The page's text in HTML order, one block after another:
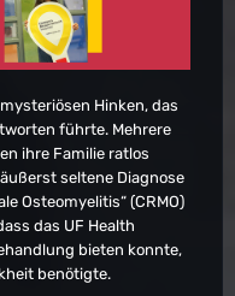
Hinken, das
führte. Mehrere
ihre Familie ratlos
seltene Diagnose
Osteomyelitis“ (CRMO)
das UF Health
bieten konnte,
benötigte.